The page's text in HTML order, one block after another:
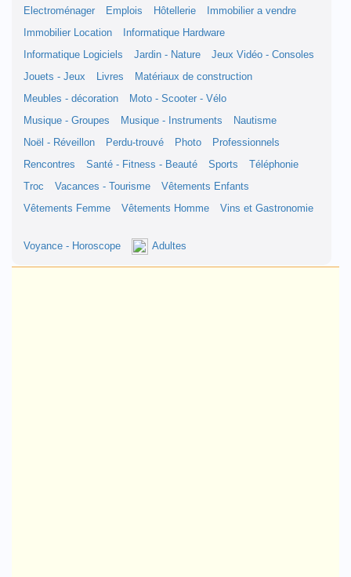
Electroménager
Emplois Hôtellerie
Immobilier a vendre
Immobilier Location
Informatique Hardware
Informatique Logiciels
Jardin - Nature
Jeux Vidéo - Consoles
Jouets - Jeux
Livres
Matériaux de construction
Meubles - décoration
Moto - Scooter - Vélo
Musique - Groupes
Musique - Instruments
Nautisme
Noël - Réveillon
Perdu-trouvé Photo
Professionnels
Rencontres
Santé - Fitness - Beauté Sports
Téléphonie
Troc
Vacances - Tourisme
Vêtements Enfants
Vêtements Femme
Vêtements Homme Vins et Gastronomie
Voyance - Horoscope Adultes